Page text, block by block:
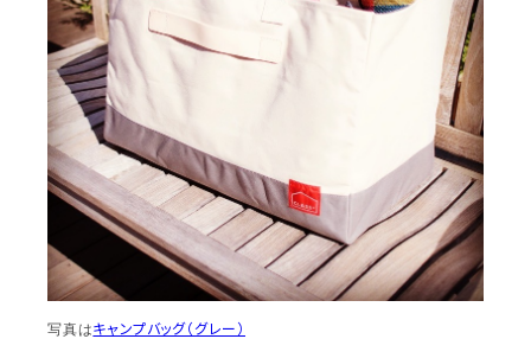
写真はキャンプバッグ（グレー）